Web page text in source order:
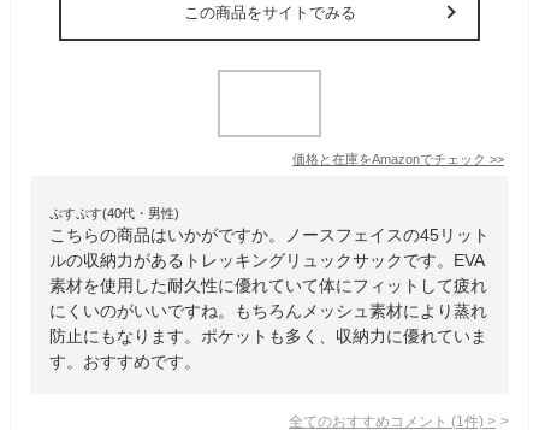
この商品をサイトでみる
価格と在庫をAmazonでチェック >>
ぷすぷす(40代・男性)
こちらの商品はいかがですか。ノースフェイスの45リット
ルの収納力があるトレッキングリュックサックです。EVA
素材を使用した耐久性に優れていて体にフィットして疲れ
にくいのがいいですね。もちろんメッシュ素材により蒸れ
防止にもなります。ポケットも多く、収納力に優れていま
す。おすすめです。
全てのおすすめコメント (1 件) >